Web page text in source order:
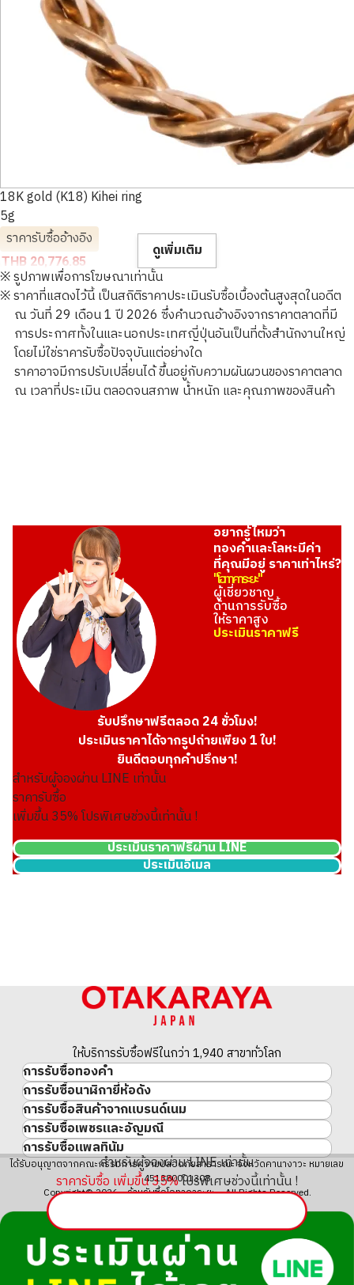
18K gold (K18) Kihei ring
5g
ราคารับซื้ออ้างอิง
THB 20,776.85
ดูเพิ่มเติม
※ รูปภาพเพื่อการโฆษณาเท่านั้น
※ ราคาที่แสดงไว้นี้ เป็นสถิติราคาประเมินรับซื้อเบื้องต้นสูงสุดในอดีต
ณ วันที่ 29 เดือน 1 ปี 2026 ซึ่งคำนวณอ้างอิงจากราคาตลาดที่มี
การประกาศทั้งในและนอกประเทศญี่ปุ่นอันเป็นที่ตั้งสำนักงานใหญ่
โดยไม่ใช่ราคารับซื้อปัจจุบันแต่อย่างใด
ราคาอาจมีการปรับเปลี่ยนได้ ขึ้นอยู่กับความผันผวนของราคาตลาด
ณ เวลาที่ประเมิน ตลอดจนสภาพ น้ำหนัก และคุณภาพของสินค้า
อยากรู้ไหมว่า
ทองคำและโลหะมีค่า
ที่คุณมีอยู่ ราคาเท่าไหร่?
"โอทาคาระยะ"
ผู้เชี่ยวชาญ
ด้านการรับซื้อ
ให้ราคาสูง
ประเมินราคาฟรี
รับปรึกษาฟรีตลอด 24 ชั่วโมง!
ประเมินราคาได้จากรูปถ่ายเพียง 1 ใบ!
ยินดีตอบทุกคำปรึกษา!
สำหรับผู้จองผ่าน LINE เท่านั้น
ราคารับซื้อ
เพิ่มขึ้น35% โปรพิเศษช่วงนี้เท่านั้น !
ประเมินราคาฟรีผ่าน LINE
ประเมินอีเมล
สำหรับผู้จองผ่าน LINE เท่านั้น
ราคารับซื้อ เพิ่มขึ้น35%โปรพิเศษช่วงนี้เท่านั้น !
ให้บริการรับซื้อฟรีในกว่า 1,940 สาขาทั่วโลก
การรับซื้อทองคำ
ทองคำ
ทองคำแท่ง
เหรียญทองคำ/เหรียญเงิน
ประวัติราคาทองคำ 10 ปี
ทองรูปพรรณ
แหวนทอง
สร้อยคอทอง・จี้ทอง
การรับซื้อนาฬิกายี่ห้อดัง
นาฬิกาแบรนด์เนม
Rolex
Patek Philippe
Audemars Piguet
Vacheron Constantin
A. Lange & Söhne
Breguet
การรับซื้อสินค้าจากแบรนด์เนม
สินค้าแบรนด์เนม
Cartier
LOUIS VUITTON
Hermès
CHANEL
CELINE
Fendi
Dior
การรับซื้อเพชรและอัญมณี
อัญมณี
เพชร
มรกต
ไพลิน
ทับทิม
การรับซื้อแพลทินัม
แพลทินัม
ได้รับอนุญาตจากคณะกรรมการความปลอดภัยสาธารณะ จังหวัดคานางาวะ หมายเลข
451380001308
Copyright© 2026 ร้านรับซื้อโอทาคาระยะ All Rights Reserved.